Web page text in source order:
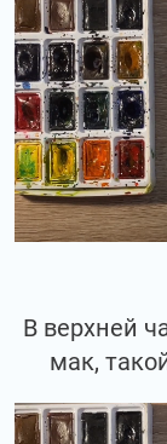
В верхней
мак,